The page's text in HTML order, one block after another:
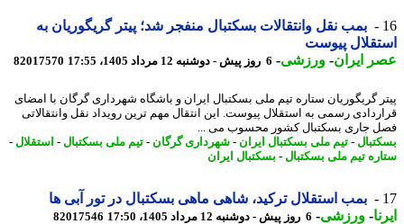
بمب نقل وانتقالات بسکتبال منفجر شد؛ پیتر گریگوریان به
پیوست
ایران- ورزشی-6 روز پیش - دوشنبه 12 مرداد 1405، 17:55 82017570
گریگوریان ستاره تیم ملی بسکتبال ایران و باشگاه شهرداری گرگان با امضای
رسمی به استقلال پیوست. این انتقال مهم ترین رویداد نقل وانتقالاتی
جاری بسکتبال کشور محسوب می ...
-تیم ملی بسکتبال ایران - شهرداری گرگان -تیم ملی بسکتبال-استقلال-
تیم ملی بسکتبال-بسکتبال ایران
بمب استقلال ترکید، شاهی ماهی بسکتبال در تور آبی ها
-ورزشی-6 روز پیش - دوشنبه 12 مرداد 1405، 17:50 82017546